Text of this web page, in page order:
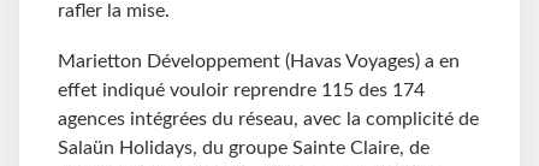
rafler la mise.
Marietton Développement (Havas Voyages) a en
effet indiqué vouloir reprendre 115 des 174
agences intégrées du réseau, avec la complicité de
Salaün Holidays, du groupe Sainte Claire, de